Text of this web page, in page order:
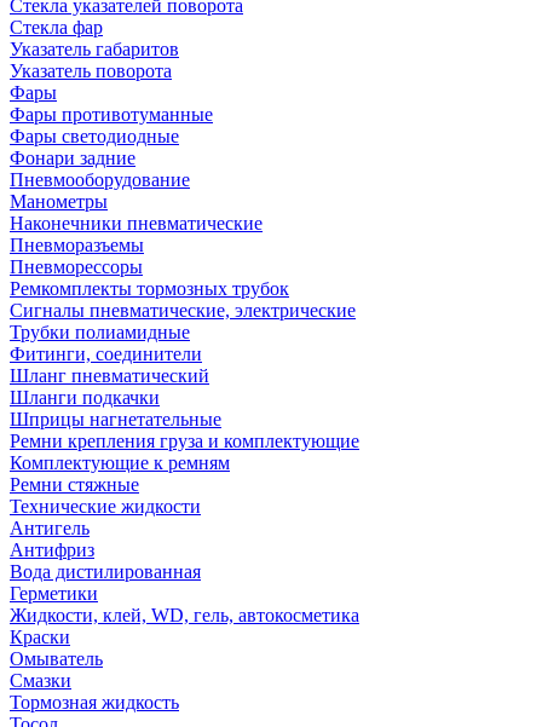
Стекла указателей поворота
Стекла фар
Указатель габаритов
Указатель поворота
Фары
Фары противотуманные
Фары светодиодные
Фонари задние
Пневмооборудование
Манометры
Наконечники пневматические
Пневморазъемы
Пневморессоры
Ремкомплекты тормозных трубок
Сигналы пневматические, электрические
Трубки полиамидные
Фитинги, соединители
Шланг пневматический
Шланги подкачки
Шприцы нагнетательные
Ремни крепления груза и комплектующие
Комплектующие к ремням
Ремни стяжные
Технические жидкости
Антигель
Антифриз
Вода дистилированная
Герметики
Жидкости, клей, WD, гель, автокосметика
Краски
Омыватель
Смазки
Тормозная жидкость